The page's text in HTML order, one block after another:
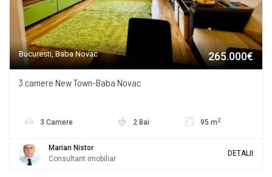
Bucuresti, Baba Novac 265.000€
3 camere New Town-Baba Novac
3 Camere 2 Bai 95 m 2
Marian Nistor
Consultant imobiliar
DETALII